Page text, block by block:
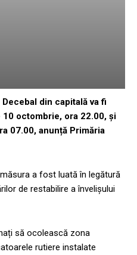
din capitală va fi
octombrie, ora 22.00, și
07.00, anunță Primăria
a fost luată în legătură
de restabilire a învelișului
să ocolească zona
rutiere instalate